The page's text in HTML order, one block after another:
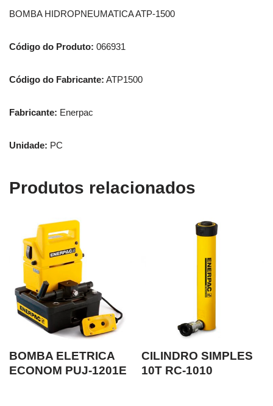
BOMBA HIDROPNEUMATICA ATP-1500
Código do Produto: 066931
Código do Fabricante: ATP1500
Fabricante: Enerpac
Unidade: PC
Produtos relacionados
BOMBA ELETRICA
ECONOM PUJ-1201E
CILINDRO SIMPLES
10T RC-1010